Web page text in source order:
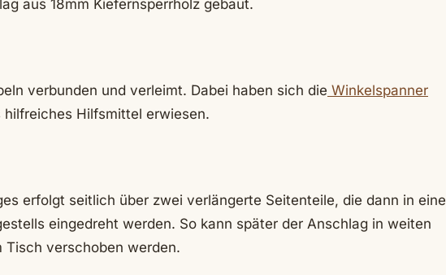
aus 18mm Kiefernsperrholz gebaut.
verbunden und verleimt. Dabei haben sich die Winkelspanner
Hilfsmittel erwiesen.
erfolgt seitlich über zwei verlängerte Seitenteile, die dann in eine
eingedreht werden. So kann später der Anschlag in weiten
Tisch verschoben werden.